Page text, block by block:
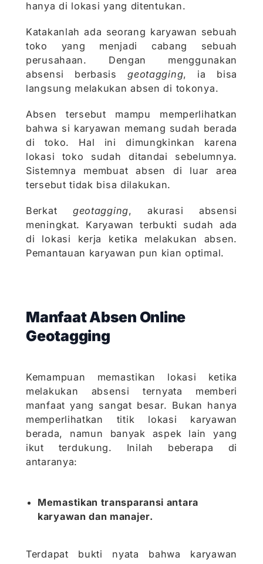
hanya di lokasi yang ditentukan.
Katakanlah ada seorang karyawan sebuah
toko yang menjadi cabang sebuah
perusahaan. Dengan menggunakan
absensi berbasisgeotagging, ia bisa
langsung melakukan absen di tokonya.
Absen tersebut mampu memperlihatkan
bahwa si karyawan memang sudah berada
di toko. Hal ini dimungkinkan karena
lokasi toko sudah ditandai sebelumnya.
Sistemnya membuat absen di luar area
tersebut tidak bisa dilakukan.
Berkat geotagging, akurasi absensi
meningkat. Karyawan terbukti sudah ada
di lokasi kerja ketika melakukan absen.
Pemantauan karyawan pun kian optimal.
Manfaat Absen Online
Geotagging
Kemampuan memastikan lokasi ketika
melakukan absensi ternyata memberi
manfaat yang sangat besar. Bukan hanya
memperlihatkan titik lokasi karyawan
berada, namun banyak aspek lain yang
ikut terdukung. Inilah beberapa di
antaranya:
Memastikan transparansi antara
karyawan dan manajer.
Terdapat bukti nyata bahwa karyawan